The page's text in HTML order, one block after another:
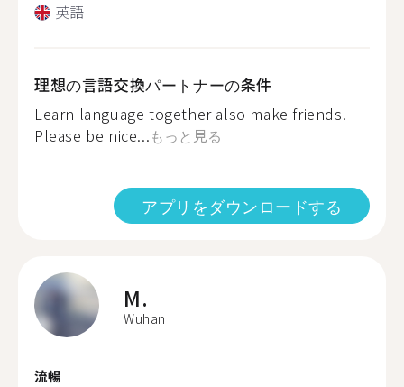
英語
理想の言語交換パートナーの条件
Learn language together also make friends.
Please be nice...もっと見る
アプリをダウンロードする
M.
Wuhan
流暢